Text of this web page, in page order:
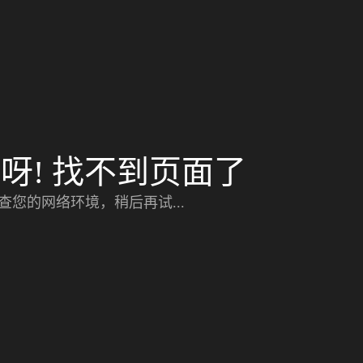
! 找不到页面了
您的网络环境，稍后再试...